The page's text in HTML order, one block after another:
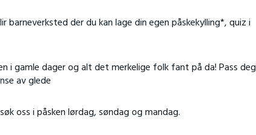
der du kan lage din egen påskekylling*, quiz i
i gamle dager og alt det merkelige folk fant på da! Pass deg
av glede
oss i påsken lørdag, søndag og mandag.